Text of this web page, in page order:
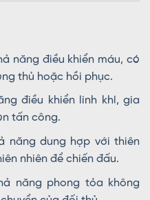
năng điều khiển máu, có
thủ hoặc hồi phục.
điều khiển linh khí, gia
tấn công.
năng dung hợp với thiên
nhiên để chiến đấu.
năng phong tỏa không